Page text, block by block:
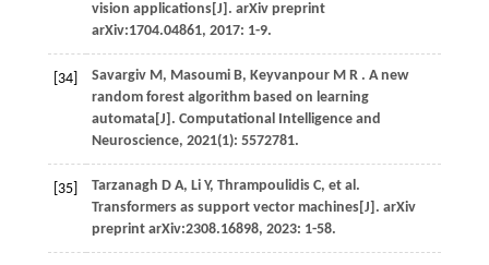
vision applications[J]. arXiv preprint
arXiv:1704.04861, 2017: 1-9.
[34] Savargiv M, Masoumi B, Keyvanpour M R . A new
random forest algorithm based on learning
automata[J]. Computational Intelligence and
Neuroscience, 2021(1): 5572781.
[35] Tarzanagh D A, Li Y, Thrampoulidis C, et al.
Transformers as support vector machines[J]. arXiv
preprint arXiv:2308.16898, 2023: 1-58.